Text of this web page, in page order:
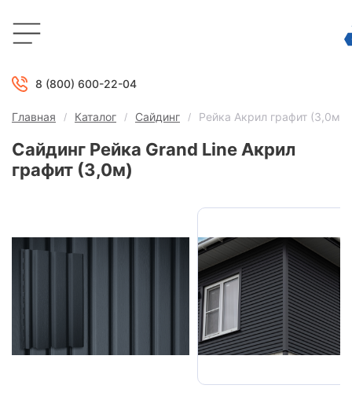
8 (800) 600-22-04
Главная Каталог Сайдинг Рейка Акрил графит (3,0м)
Сайдинг Рейка Grand Line Акрил
графит (3,0м)